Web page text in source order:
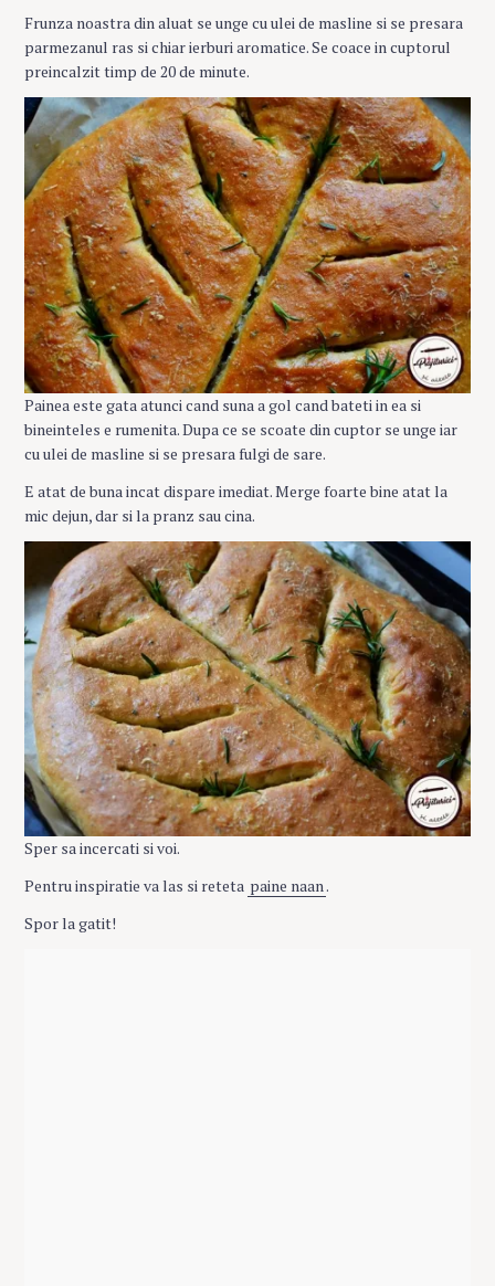
Frunza noastra din aluat se unge cu ulei de masline si se presara
parmezanul ras si chiar ierburi aromatice. Se coace in cuptorul
preincalzit timp de 20 de minute.
Painea este gata atunci cand suna a gol cand bateti in ea si
bineinteles e rumenita. Dupa ce se scoate din cuptor se unge iar
cu ulei de masline si se presara fulgi de sare.
E atat de buna incat dispare imediat. Merge foarte bine atat la
mic dejun, dar si la pranz sau cina.
Sper sa incercati si voi.
Pentru inspiratie va las si reteta paine naan.
Spor la gatit!